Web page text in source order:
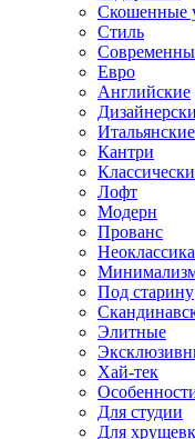
Скошенные
Стиль
Евро
Английские
Итальянские
Кантри
Лофт
Модерн
Прованс
Неоклассика
Под старину
Элитные
Хай-тек
Для студии
Для